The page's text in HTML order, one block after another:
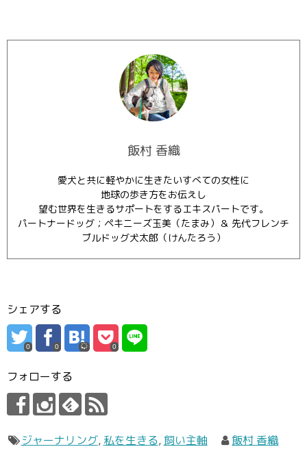
飯村 香織
愛犬と共に軽やかに生きたいすべての女性に
地球の歩き方をお伝えし
望む世界を生きるサポートをするエキスパートです。
パートナードッグ；ペキニーズ玉美（たまみ）＆ 先代フレンチ
ブルドッグ犬太郎（けんたろう）
シェアする
0 0 0
フォローする
ジャーナリング, 私を生きる, 飼い主軸 飯村 香織